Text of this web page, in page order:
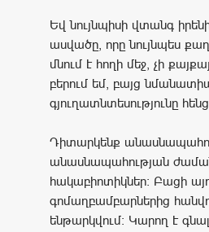
Եվ նույնպիսի վտանգ
ասվածը, որը նույնպես
մնում է հողի մեջ, չի
բերում եմ, բայց
գյուղատնտեսությունը
Դիտարկենք
անասնապահության
հակաբիոտիկներ։ Բացի
գոմաղբամբարներից
ենթարկվում։ Կարող է